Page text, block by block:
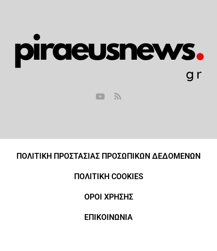
ΠΟΛΙΤΙΚΗ ΠΡΟΣΤΑΣΙΑΣ ΠΡΟΣΩΠΙΚΩΝ ΔΕΔΟΜΕΝΩΝ
ΠΟΛΙΤΙΚΗ COOKIES
ΟΡΟΙ ΧΡΗΣΗΣ
ΕΠΙΚΟΙΝΩΝΙΑ